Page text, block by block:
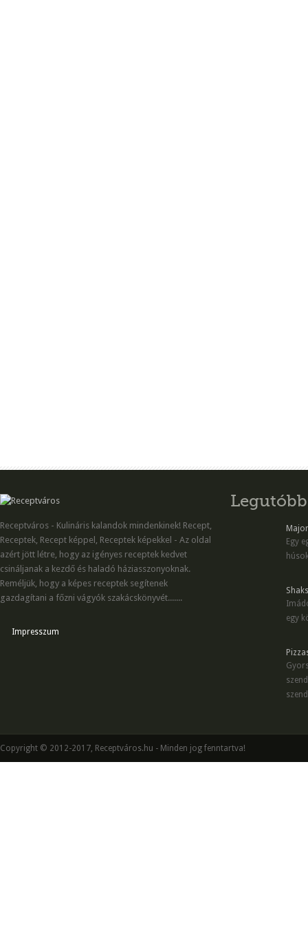
Receptváros - Kulináris kalandok mindenkinek! Recept,
Receptek, Recept képpel, Receptek képekkel - Az oldal
azért jött létre, hogy az igényes receptek kedvet
csináljanak a kezdő és haladó háziasszonyoknak.
Reméljük, hogy a képes receptek segítenek
gazdagítani a főzni vágyók szakácskönyvét.......
Impresszum
Egy
egy
Copyright © 2012-2017, Receptváros.hu - Minden jog fenntartva!